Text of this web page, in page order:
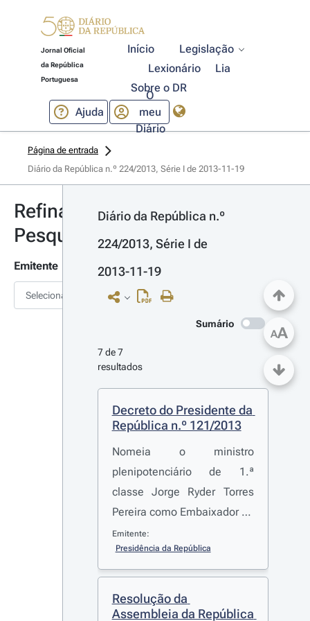
Jornal Oficial
da República
Portuguesa
Início
Legislação
Lexionário
Lia
Sobre o DR
Ajuda
O
meu
Diário
Página de entrada
Diário da República n.º 224/2013, Série I de 2013-11-19
Refinar
Pesquisa
Emitente
Selecionar
Diário da República n.º
224/2013, Série I de
2013-11-19
Sumário
7 de 7
resultados
Decreto do Presidente da
República n.º 121/2013
Nomeia o ministro
plenipotenciário de 1.ª
classe Jorge Ryder Torres
Pereira como Embaixador de
Portugal não residente na
Mongólia
Emitente:
Presidência da República
Resolução da
Assembleia da República
AA